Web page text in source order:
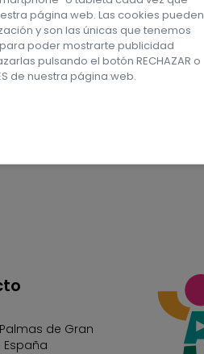
en el siguiente
de Gran
España
página web. Las cookies pueden
y son las únicas que tenemos
poder mostrarte publicidad
pulsando el botón RECHAZAR o
de nuestra página web.